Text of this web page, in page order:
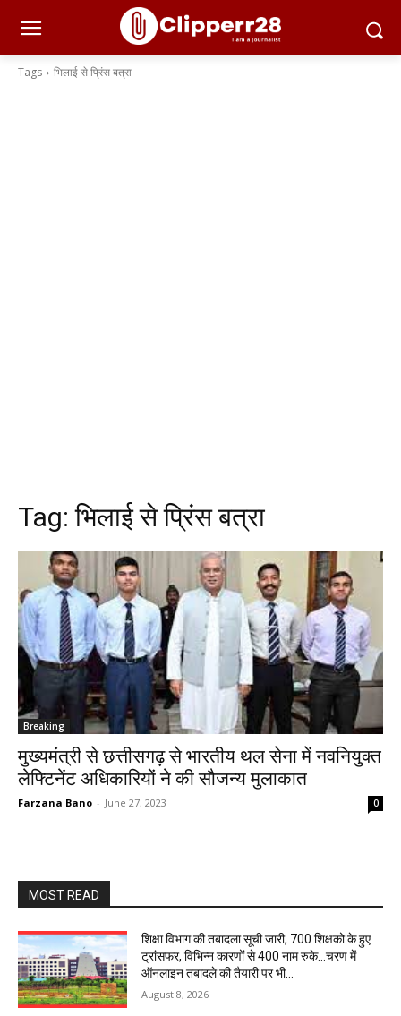
Tags भिलाई से प्रिंस बत्रा
Tag:भिलाई से प्रिंस बत्रा
Breaking
मुख्यमंत्री से छत्तीसगढ़ से भारतीय थल सेना में नवनियुक्त
लेफ्टिनेंट अधिकारियों ने की सौजन्य मुलाकात
Farzana Bano - June 27, 2023 0
MOST READ
शिक्षा विभाग की तबादला सूची जारी, 700 शिक्षको के हुए
ट्रांसफर, विभिन्न कारणों से 400 नाम रुके…चरण में
ऑनलाइन तबादले की तैयारी पर भी...
August 8, 2026